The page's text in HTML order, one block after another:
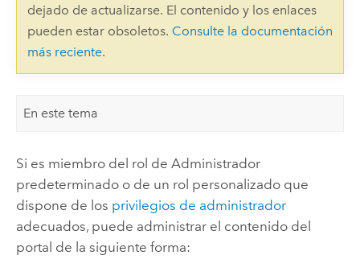
dejado de actualizarse. El contenido y los enlaces
pueden estar obsoletos. Consulte la documentación
más reciente.
En este tema
Si es miembro del rol de Administrador
predeterminado o de un rol personalizado que
dispone de los privilegios de administrador
adecuados, puede administrar el contenido del
portal de la siguiente forma: